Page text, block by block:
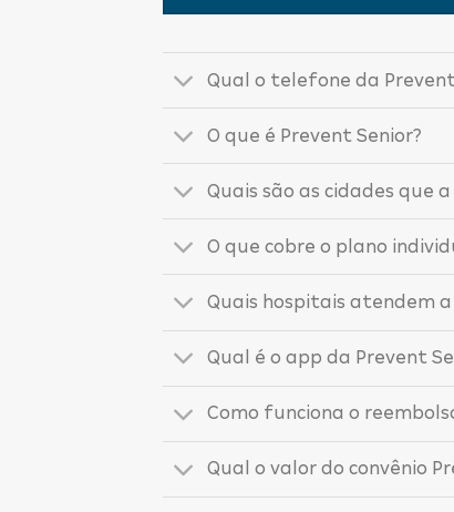
Qual o telefone da
O que é Prevent Senior?
Quais são as cidades que
O que cobre o plano
Quais hospitais atendem a
Qual é o app da Prevent
Como funciona o
Qual o valor do convênio